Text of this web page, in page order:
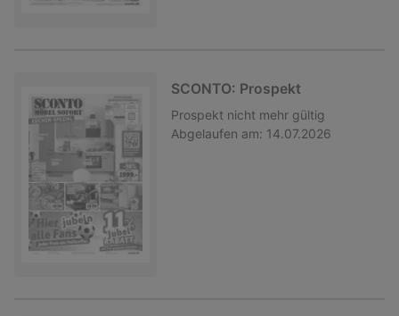
SCONTO: Prospekt
Prospekt nicht mehr gültig
Abgelaufen am: 14.07.2026